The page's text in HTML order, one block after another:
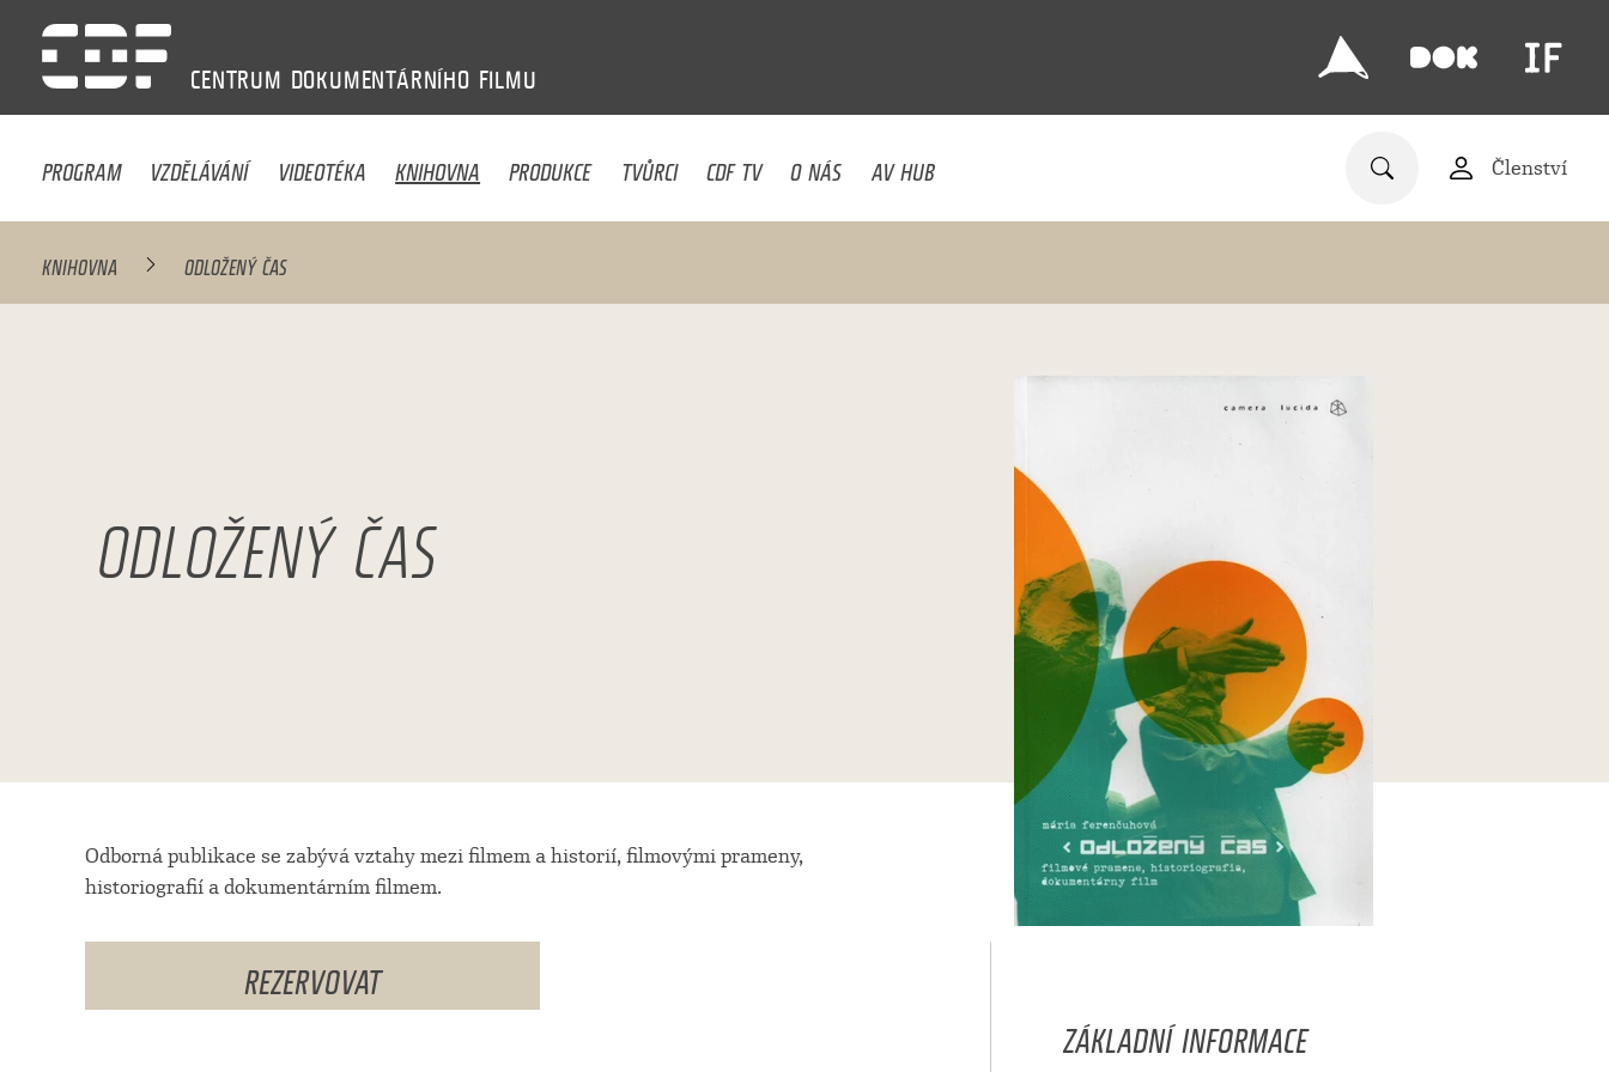
CENTRUM DOKUMENTÁRNÍHO FILMU
PROGRAM VZDĚLÁVÁNÍ VIDEOTÉKA KNIHOVNA PRODUKCE TVŮRCI CDF TV O NÁS AV HUB Členství
KNIHOVNA ODLOŽENÝ ČAS
ODLOŽENÝ ČAS
Odborná publikace se zabývá vztahy mezi filmem a historií, filmovými prameny,
historiografií a dokumentárním filmem.
ZÁKLADNÍ INFORMACE
REZERVOVAT